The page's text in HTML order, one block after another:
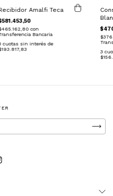
Amalfi Teca
con
Bancaria
cuotas sin interés de
3